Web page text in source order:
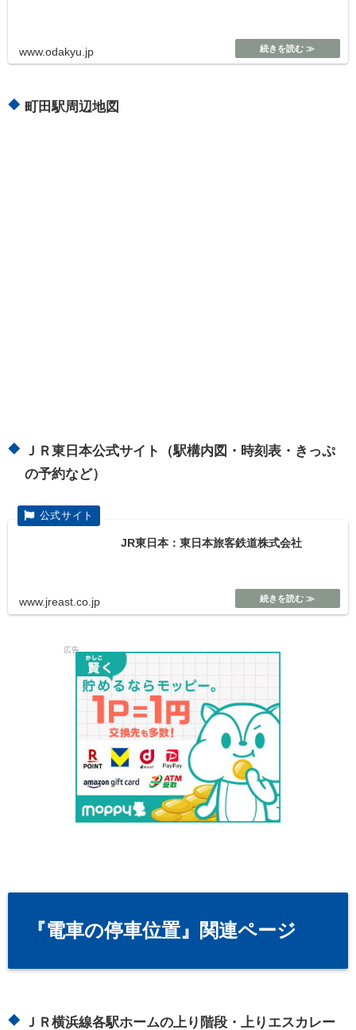
www.odakyu.jp
町田駅周辺地図
ＪＲ東日本公式サイト（駅構内図・時刻表・きっぷ
の予約など）
JR東日本：東日本旅客鉄道株式会社
www.jreast.co.jp
広告
『電車の停車位置』関連ページ
ＪＲ横浜線各駅ホームの上り階段・上りエスカレー